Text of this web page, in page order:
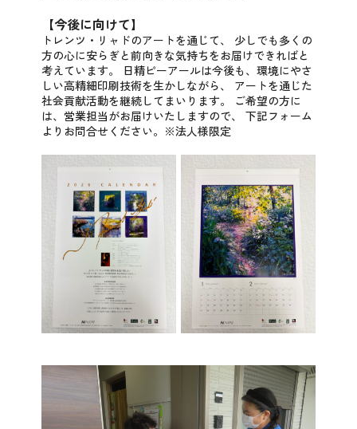
【今後に向けて】
トレンツ・リャドのアートを通じて、
少しでも多くの
方の心に安らぎと前向きな気持ちをお届けできればと
考えています。
日精ピーアールは今後も、環境にやさ
しい高精細印刷技術を生かしながら、
アートを通じた
社会貢献活動を継続してまいります。
ご希望の方に
は、営業担当がお届けいたしますので、
下記フォーム
よりお問合せください。※法人様限定